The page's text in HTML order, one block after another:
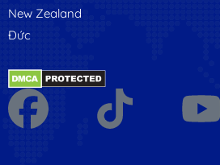
New Zealand
Đức